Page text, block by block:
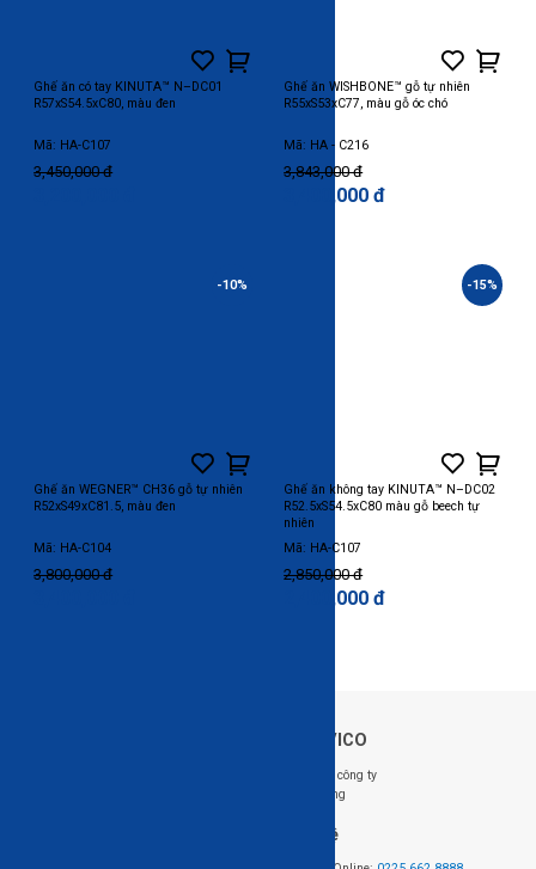
Ghế ăn có tay KINUTA™ N–DC01
R57xS54.5xC80, màu đen
Mã: HA-C107
3,450,000 đ
Ghế ăn WISHBONE™ gỗ tự nhiên
R55xS53xC77, màu gỗ óc chó
Mã: HA - C216
3,843,000 đ
3,400,000 đ
-10%
Ghế ăn WEGNER™ CH36 gỗ tự nhiên
R52xS49xC81.5, màu đen
Mã: HA-C104
3,800,000 đ
-15%
Ghế ăn không tay KINUTA™ N–DC02
R52.5xS54.5xC80 màu gỗ beech tự
nhiên
Mã: HA-C107
2,850,000 đ
2,400,000 đ
Về HAVICO
Giới thiệu công ty
Tuyển dụng
Liên hệ